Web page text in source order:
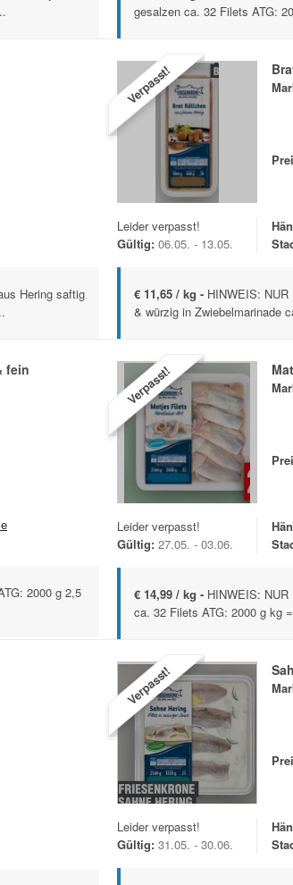
gesalzen ca. 32 Filets ATG:
Hering saftig
Verpasst!
Leider verpasst!
Gültig: 06.05. - 13.05.
€ 11,65 / kg - HINWEIS:
& würzig in Zwiebelmarinade
fein
2000 g 2,5
Verpasst!
Leider verpasst!
Gültig: 27.05. - 03.06.
€ 14,99 / kg - HINWEIS:
ca. 32 Filets ATG: 2000 g kg
Verpasst!
Leider verpasst!
Gültig: 31.05. - 30.06.